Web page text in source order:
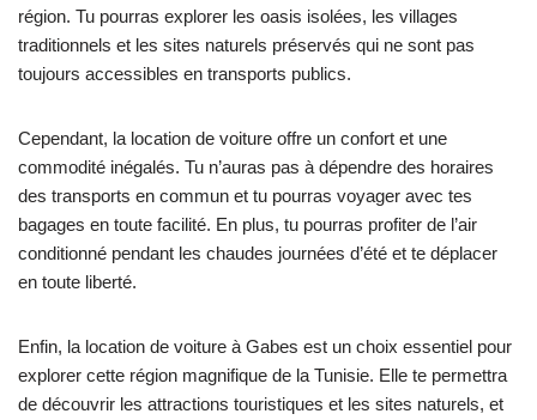
région. Tu pourras explorer les oasis isolées, les villages
traditionnels et les sites naturels préservés qui ne sont pas
toujours accessibles en transports publics.
Cependant, la location de voiture offre un confort et une
commodité inégalés. Tu n’auras pas à dépendre des horaires
des transports en commun et tu pourras voyager avec tes
bagages en toute facilité. En plus, tu pourras profiter de l’air
conditionné pendant les chaudes journées d’été et te déplacer
en toute liberté.
Enfin, la location de voiture à Gabes est un choix essentiel pour
explorer cette région magnifique de la Tunisie. Elle te permettra
de découvrir les attractions touristiques et les sites naturels, et